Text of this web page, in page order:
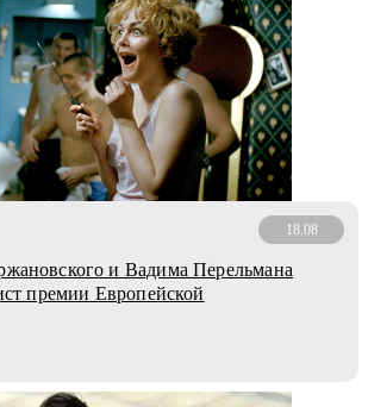
18.08
и Вадима Перельмана
премии Европейской